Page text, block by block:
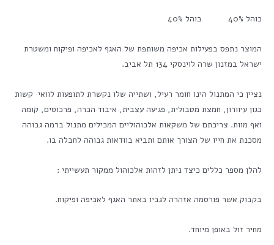
כוהל 40% כוהל 40%
המוצר נתפס בפעילות אכיפה משותפת של האגף לאכיפה ופיקוח ומשטרת
ישראל במזנון שרה לוינסקי 134 תל אביב.
נציין כי המתנול הינו חומר רעיל, ושתייה שלו נקשרת לתופעות לוואי קשות
כגון עיוורון, חמצת מטבולית, פגיעה עצבית, איבוד הכרה, פרכוסים, קומה
ואף מוות. צריכתם של משקאות אלכוהוליים המכילים מתנול ברמה גבוהה
מסכנת את חייו של הצורך אותם ותביא בוודאות גבוהה לחבלה בו.
להלן מספר כללים כיצד ניתן לזהות אלכוהול ממקור תעשייתי :
בקבוק אשר פורסמה אזהרה לגביו באתר האגף לאכיפה ופיקוח.
מחיר זול באופן מיוחד.